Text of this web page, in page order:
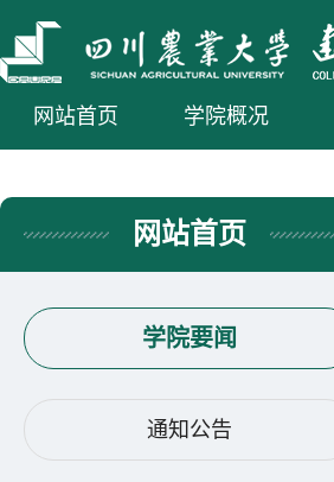
网站首页 学院概况
网站首页
学院要闻
通知公告